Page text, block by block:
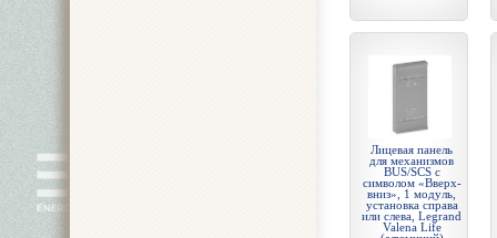
Лицевая панель
для механизмов
BUS/SCS с
символом «Вверх-
вниз», 1 модуль,
установка справа
или слева, Legrand
Valena Life